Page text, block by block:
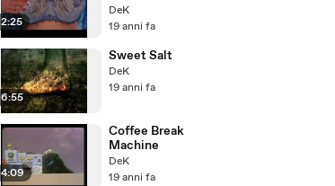
2:25
DeK
19 anni fa
6:55
Sweet Salt
DeK
19 anni fa
4:09
Coffee Break
Machine
DeK
19 anni fa